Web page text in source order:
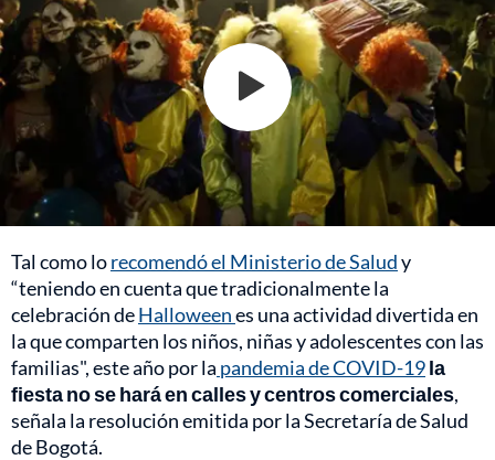
Tal como lorecomendó el Ministerio de Saludy
“teniendo en cuenta que tradicionalmente la
celebración deHalloweenes una actividad divertida en
la que comparten los niños, niñas y adolescentes con las
familias", este año por la pandemia de COVID-19la
fiesta no se hará en calles y centros comerciales,
señala la resolución emitida por la Secretaría de Salud
de Bogotá.